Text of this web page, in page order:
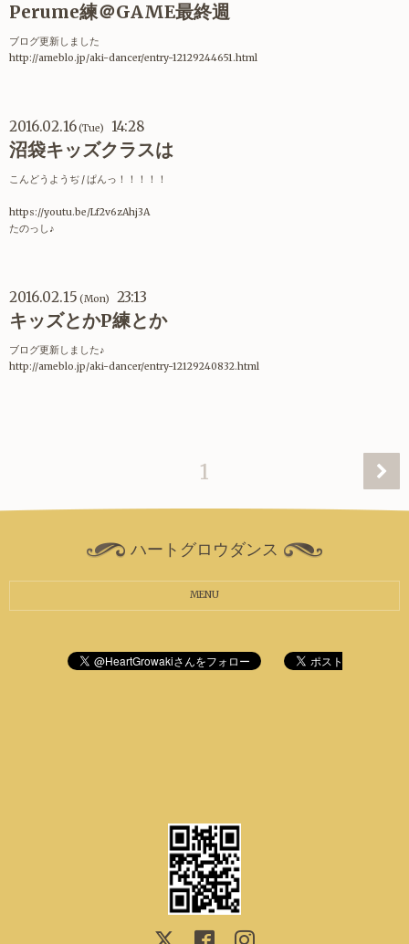
Perume練＠GAME最終週
ブログ更新しました
http://ameblo.jp/aki-dancer/entry-12129244651.html
2016.02.16(Tue) 14:28
沼袋キッズクラスは
こんどうようぢ / ぱんっ！！！！！
https://youtu.be/Lf2v6zAhj3A
たのっし♪
2016.02.15 (Mon) 23:13
キッズとかP練とか
ブログ更新しました♪
http://ameblo.jp/aki-dancer/entry-12129240832.html
1
ハートグロウダンス
MENU